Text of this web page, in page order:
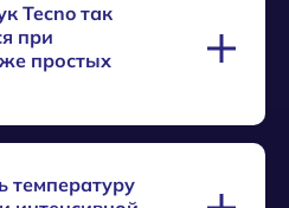
Tecno так
при
простых
количеством
температуру